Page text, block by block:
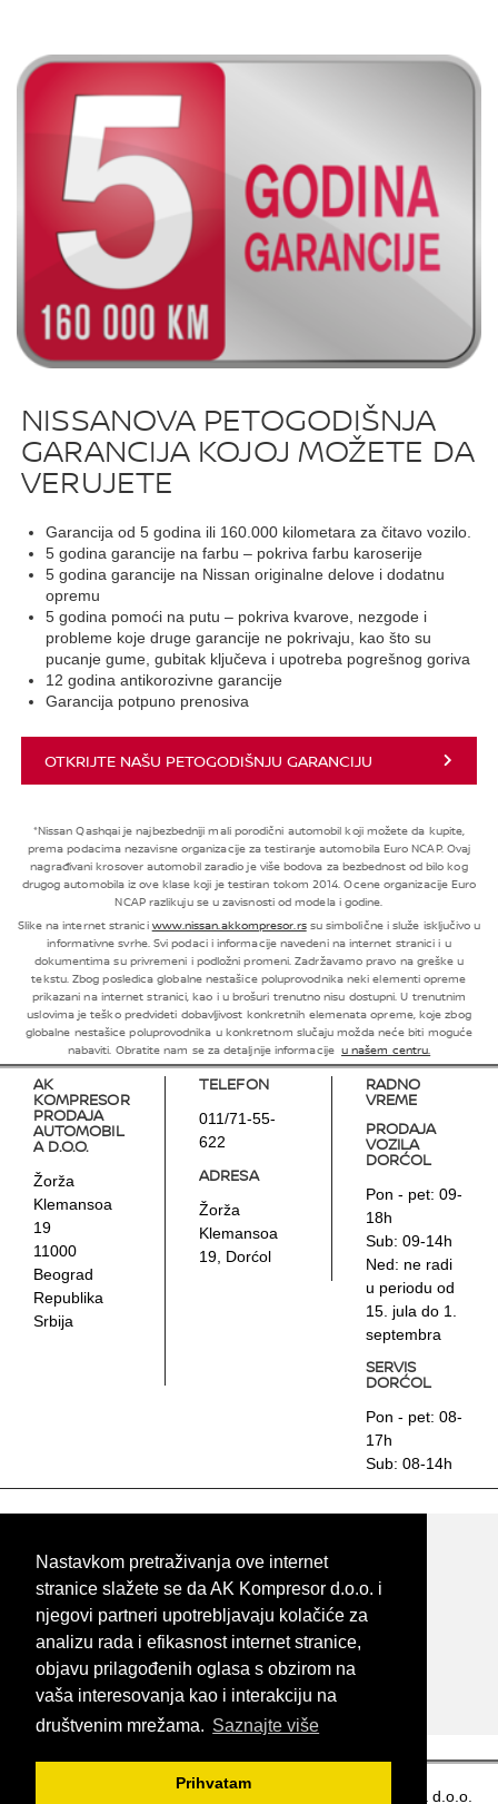
Nastavkom pretraživanja ove internet
stranice slažete se da AK Kompresor d.o.o. i
njegovi partneri upotrebljavaju kolačiće za
analizu rada i efikasnost internet stranice,
objavu prilagođenih oglasa s obzirom na
vaša interesovanja kao i interakciju na
društvenim mrežama. Saznajte više
Prihvatam
NISSANOVA PETOGODIŠNJA
GARANCIJA KOJOJ MOŽETE DA
VERUJETE
Garancija od 5 godina ili 160.000 kilometara za čitavo vozilo.
5 godina garancije na farbu – pokriva farbu karoserije
5 godina garancije na Nissan originalne delove i dodatnu
opremu
5 godina pomoći na putu – pokriva kvarove, nezgode i
probleme koje druge garancije ne pokrivaju, kao što su
pucanje gume, gubitak ključeva i upotreba pogrešnog goriva
12 godina antikorozivne garancije
Garancija potpuno prenosiva
OTKRIJTE NAŠU PETOGODIŠNJU GARANCIJU
*Nissan Qashqai je najbezbedniji mali porodični automobil koji možete da kupite,
prema podacima nezavisne organizacije za testiranje automobila Euro NCAP. Ovaj
nagrađivani krosover automobil zaradio je više bodova za bezbednost od bilo kog
drugog automobila iz ove klase koji je testiran tokom 2014. Ocene organizacije Euro
NCAP razlikuju se u zavisnosti od modela i godine.
Slike na internet stranici www.nissan.akkompresor.rssu simbolične i služe isključivo u
informativne svrhe. Svi podaci i informacije navedeni na internet stranici i u
dokumentima su privremeni i podložni promeni. Zadržavamo pravo na greške u
tekstu. Zbog posledica globalne nestašice poluprovodnika neki elementi opreme
prikazani na internet stranici, kao i u brošuri trenutno nisu dostupni. U trenutnim
uslovima je teško predvideti dobavljivost konkretnih elemenata opreme, koje zbog
globalne nestašice poluprovodnika u konkretnom slučaju možda neće biti moguće
nabaviti. Obratite nam se za detaljnije informacijeu našem centru.
AK
KOMPRESOR
PRODAJA
AUTOMOBIL
A D.O.O.
Žorža
Klemansoa
19
11000
Beograd
Republika
Srbija
TELEFON
011/71-55-
622
ADRESA
Žorža
Klemansoa
19, Dorćol
RADNO
VREME
PRODAJA
VOZILA
DORĆOL
Pon - pet: 09-
18h
Sub: 09-14h
Ned: ne radi
u periodu od
15. jula do 1.
septembra
SERVIS
DORĆOL
Pon - pet: 08-
17h
Sub: 08-14h
Prodaja
Korišćena vozila
Staro za novo
Servis i oprema
Akcije
Politika privatnosti
Kolačići
Kontakt
© AK Kompresor prodaja automobila d.o.o.